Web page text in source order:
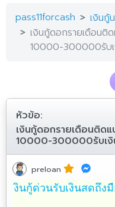
pass11forcash
เงินกู้
เงินกู้ดอกรายเดือนติ
10000-300000รับ
หัวข้อ:
เงินกู้ดอกรายเดือนติด
10000-300000รับเงิ
preloan
งินกู้ด่วนรับเงินสดถึง